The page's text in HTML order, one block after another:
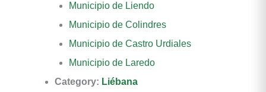
Municipio de Liendo
Municipio de Colindres
Municipio de Castro Urdiales
Municipio de Laredo
Category: Liébana